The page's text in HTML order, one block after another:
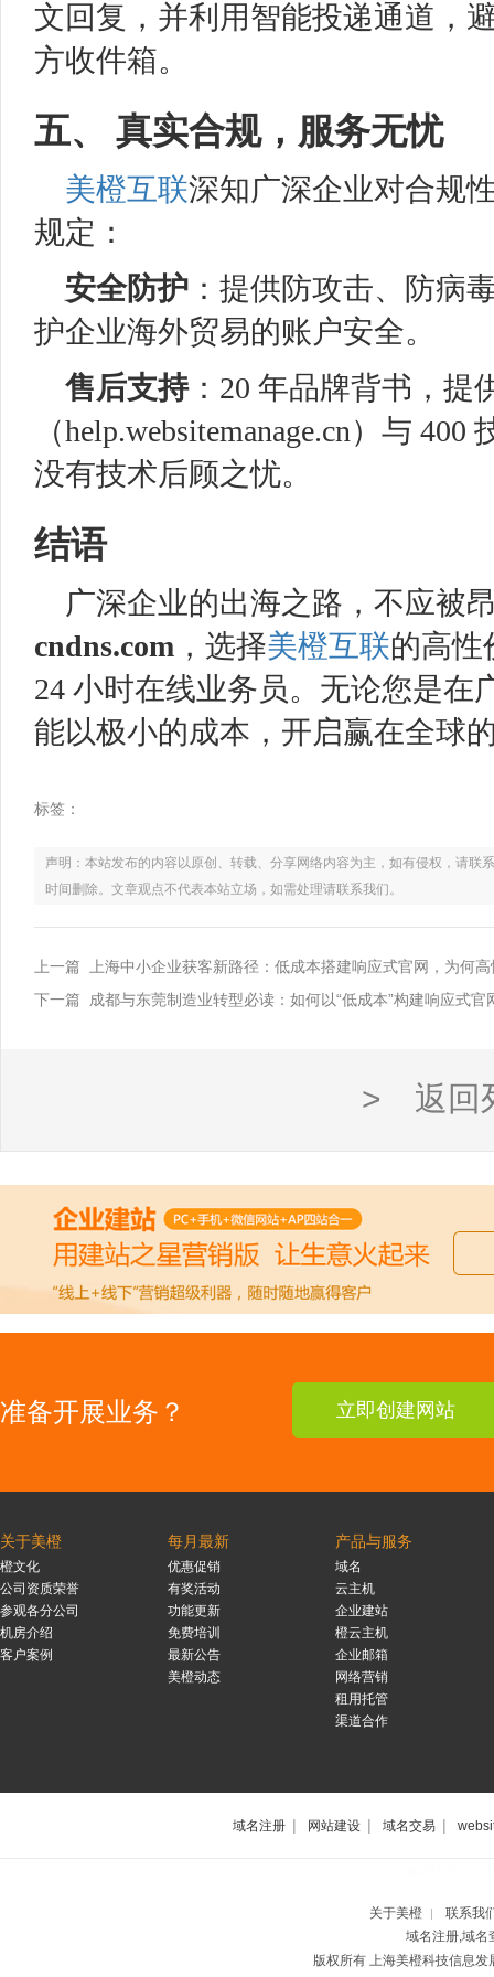
文回复，并利用智能投递通道，
方收件箱。
五、 真实合规，服务无忧
美橙互联深知广深企业对合规
规定：
安全防护 ：提供防攻击、防病
护企业海外贸易的账户安全。
售后支持：20 年品牌背书，提
（help.websitemanage.cn）与
没有技术后顾之忧。
结语
广深企业的出海之路，不应被
cndns.com ，选择美橙互联的高性
24 小时在线业务员。无论您是在
能以极小的成本，开启赢在全球
标签：
声明：本站发布的内容以原创、转载、分享网络内容为主，如有侵权，请
时间删除。文章观点不代表本站立场，如需处理请联系我们。
上一篇 上海中小企业获客新路径：低成本搭建响应式官网，为何
下一篇 成都与东莞制造业转型必读：如何以“低成本”构建响应式官
> 返回
准备开展业务？ 立即创建网站
关于美橙
橙文化
公司资质荣誉
参观各分公司
机房介绍
客户案例
每月最新
优惠促销
有奖活动
功能更新
免费培训
最新公告
美橙动态
产品与服务
域名
云主机
企业建站
橙云主机
企业邮箱
网络营销
租用托管
渠道合作
域名注册 | 网站建设 | 域名交易 |
关于美橙 |
联系我
域名注册,域名
版权所有 上海美橙科技信息